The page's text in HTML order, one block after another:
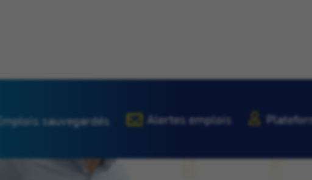
sauvegardés Alertes emplois